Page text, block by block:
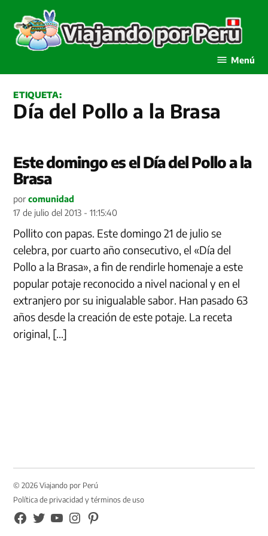
contenido
Menú
ETIQUETA:
Día del Pollo a la Brasa
Este domingo es el Día del Pollo a la
Brasa
por comunidad
17 de julio del 2013 - 11:15:40
Pollito con papas. Este domingo 21 de julio se
celebra, por cuarto año consecutivo, el «Día del
Pollo a la Brasa», a fin de rendirle homenaje a este
popular potaje reconocido a nivel nacional y en el
extranjero por su inigualable sabor. Han pasado 63
años desde la creación de este potaje. La receta
original, […]
© 2026 Viajando por Perú
Política de privacidad y términos de uso
FB
TW YouTubeInstagramPinterest